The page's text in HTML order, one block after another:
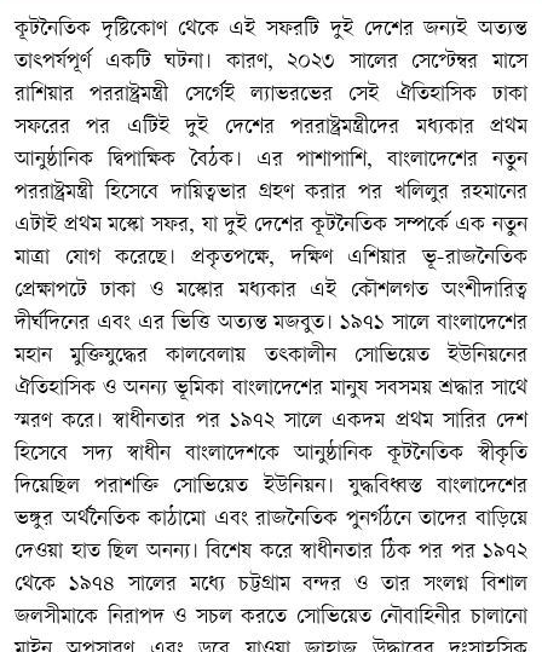
কূটনৈতিক দৃষ্টিকোণ থেকে এই সফরটি দুই দেশের জন্যই অত্যন্ত
তাৎপর্যপূর্ণ একটি ঘটনা। কারণ, ২০২৩ সালের সেপ্টেম্বর মাসে
রাশিয়ার পররাষ্ট্রমন্ত্রী সের্গেই ল্যাভরভের সেই ঐতিহাসিক ঢাকা
সফরের পর এটিই দুই দেশের পররাষ্ট্রমন্ত্রীদের মধ্যকার প্রথম
আনুষ্ঠানিক দ্বিপাক্ষিক বৈঠক। এর পাশাপাশি, বাংলাদেশের নতুন
পররাষ্ট্রমন্ত্রী হিসেবে দায়িত্বভার গ্রহণ করার পর খলিলুর রহমানের
এটাই প্রথম মস্কো সফর, যা দুই দেশের কূটনৈতিক সম্পর্কে এক নতুন
মাত্রা যোগ করেছে। প্রকৃতপক্ষে, দক্ষিণ এশিয়ার ভূ-রাজনৈতিক
প্রেক্ষাপটে ঢাকা ও মস্কোর মধ্যকার এই কৌশলগত অংশীদারিত্ব
দীর্ঘদিনের এবং এর ভিত্তি অত্যন্ত মজবুত। ১৯৭১ সালে বাংলাদেশের
মহান মুক্তিযুদ্ধের কালবেলায় তৎকালীন সোভিয়েত ইউনিয়নের
ঐতিহাসিক ও অনন্য ভূমিকা বাংলাদেশের মানুষ সবসময় শ্রদ্ধার সাথে
স্মরণ করে। স্বাধীনতার পর ১৯৭২ সালে একদম প্রথম সারির দেশ
হিসেবে সদ্য স্বাধীন বাংলাদেশকে আনুষ্ঠানিক কূটনৈতিক স্বীকৃতি
দিয়েছিল পরাশক্তি সোভিয়েত ইউনিয়ন। যুদ্ধবিধ্বস্ত বাংলাদেশের
ভঙ্গুর অর্থনৈতিক কাঠামো এবং রাজনৈতিক পুনর্গঠনে তাদের বাড়িয়ে
দেওয়া হাত ছিল অনন্য। বিশেষ করে স্বাধীনতার ঠিক পর পর ১৯৭২
থেকে ১৯৭৪ সালের মধ্যে চট্টগ্রাম বন্দর ও তার সংলগ্ন বিশাল
জলসীমাকে নিরাপদ ও সচল করতে সোভিয়েত নৌবাহিনীর চালানো